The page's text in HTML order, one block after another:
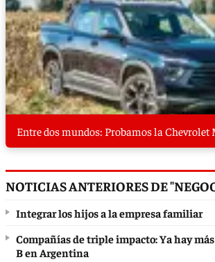
Entre dos mundos: Probamos la Chevrolet
NOTICIAS ANTERIORES DE
Integrar los hijos a la empresa familiar
Compañías de triple impacto: Ya hay
B en Argentina